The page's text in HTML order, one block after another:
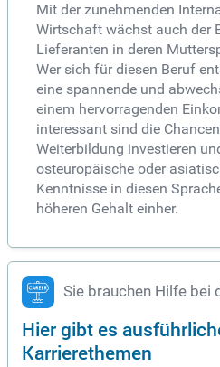
Mit der zunehmenden
Wirtschaft wächst auch der
Lieferanten in deren
Wer sich für diesen Beruf
eine spannende und
einem hervorragenden
interessant sind die
Weiterbildung investieren
osteuropäische oder
Kenntnisse in diesen
höheren Gehalt einher.
Sie brauchen Hilfe bei
Hier gibt es
Karrierethemen